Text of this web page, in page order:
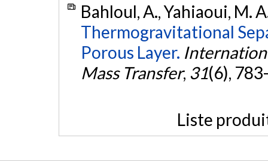
Bahloul, A., Yahiaoui, M.
Thermogravitational
Porous Layer.
Mass Transfer, 31(6),
Liste